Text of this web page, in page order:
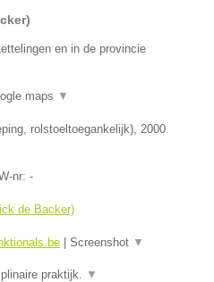
en in de provincie
maps ▼
rolstoeltoegankelijk), 2000
nr: -
de Backer)
Screenshot ▼
praktijk. ▼